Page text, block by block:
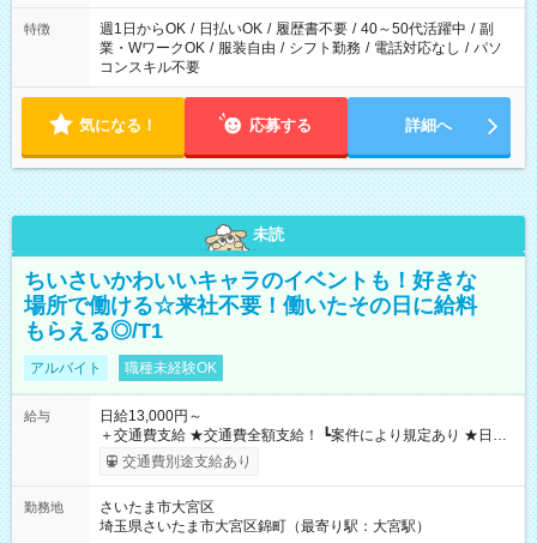
特徴 週1日からOK / 日払いOK / 履歴書不要 / 40～50代活躍中 / 副
業・WワークOK / 服装自由 / シフト勤務 / 電話対応なし / パソ
コンスキル不要
気になる！ 応募する 詳細へ
未読
ちいさいかわいいキャラのイベントも！好きな
場所で働ける☆来社不要！働いたその日に給料
もらえる◎/T1
アルバイト 職種未経験OK
給与
日給13,000円～
＋交通費支給 ★交通費全額支給！ ┗案件により規定あり ★日払
いOK！（規定あり） ┗働いたその日に現金GET♪ お仕事後はコ
ンビニATMから 日払い分を引き落とせます！ 【試用期間】試
交通費別途支給あり
勤務地
さいたま市大宮区
埼玉県さいたま市大宮区錦町（最寄り駅：大宮駅）